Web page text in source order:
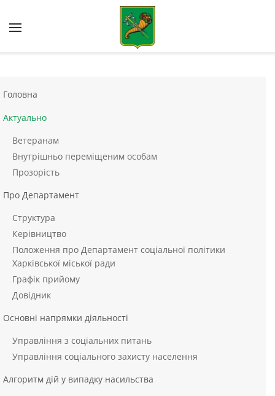
Skip to main content
Головна
Актуально
Ветеранам
Внутрішньо переміщеним особам
Прозорість
Про Департамент
Структура
Керівництво
Положення про Департамент соціальної політики
Харківської міської ради
Графік прийому
Довідник
Основні напрямки діяльності
Управління з соціальних питань
Управління соціального захисту населення
Алгоритм дій у випадку насильства